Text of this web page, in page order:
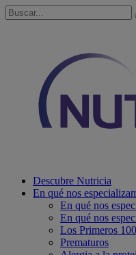
Descubre Nutricia
En qué nos
En qué nos
En qué nos
Los Primeros
Prematuros